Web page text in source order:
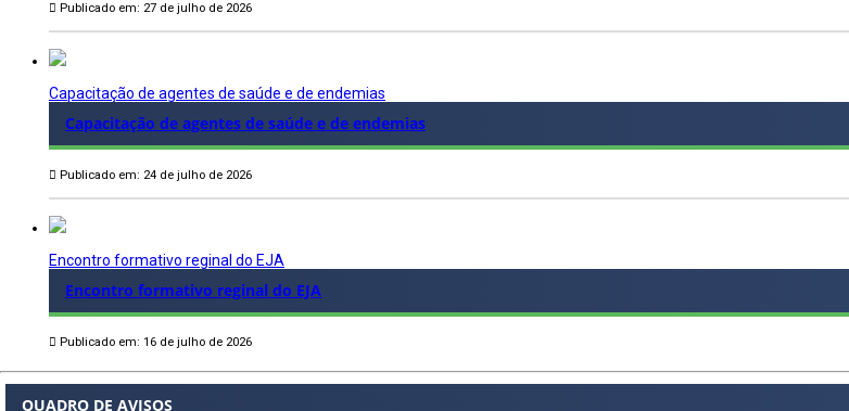
Publicado em: 27 de julho de 2026
Capacitação de agentes de saúde e de endemias
Capacitação de agentes de saúde e de endemias
Publicado em: 24 de julho de 2026
Encontro formativo reginal do EJA
Encontro formativo reginal do EJA
Publicado em: 16 de julho de 2026
QUADRO DE AVISOS